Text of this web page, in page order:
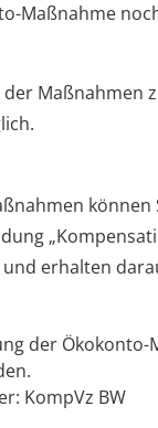
Maßnahme
Maßnahmen
können
erhalten
der
KompVz BW